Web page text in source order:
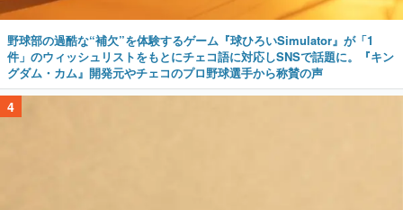
野球部の過酷な“補欠”を体験するゲーム『球ひろいSimulator』が「1
件」のウィッシュリストをもとにチェコ語に対応しSNSで話題に。『キン
グダム・カム』開発元やチェコのプロ野球選手から称賛の声
4